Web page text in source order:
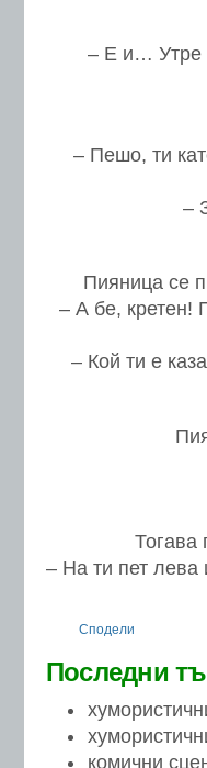
– Е и… Утре
– Пешо, ти
–
Пияница се
– А бе, кретен!
– Кой ти е
Тогава
– На ти пет лева
Сподели
Последни
комични